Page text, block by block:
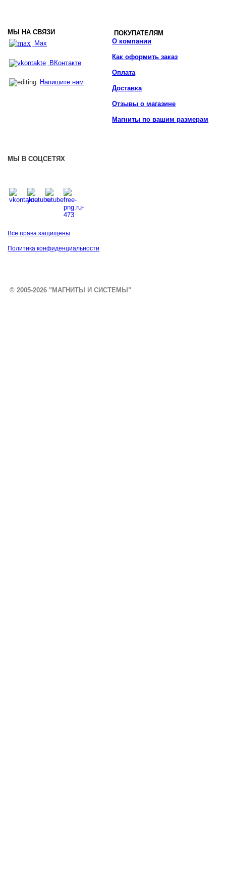
МЫ НА СВЯЗИ
ПОКУПАТЕЛЯМ
Max
ВКонтакте
Напишите нам
О компании
Как оформить заказ
Оплата
Доставка
Отзывы о магазине
Магниты по вашим размерам
МЫ В СОЦСЕТЯХ
Все права защищены
Политика конфиденциальности
© 2005-2026 "МАГНИТЫ И СИСТЕМЫ"